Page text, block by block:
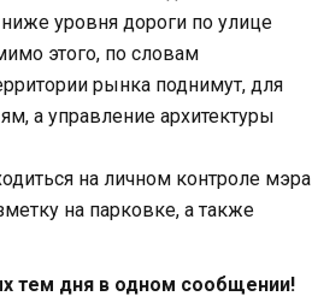
уровня дороги по улице
этого, по словам
рынка поднимут, для
а управление архитектуры
на личном контроле мэра
на парковке, а также
тем дня в одном сообщении!